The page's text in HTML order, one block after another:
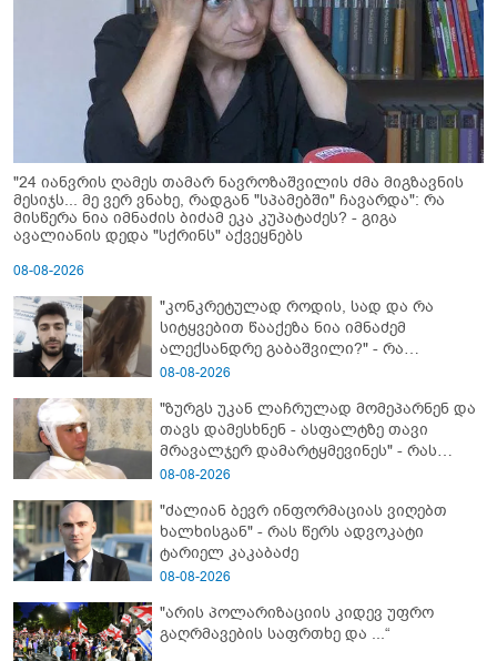
"24 იანვრის ღამეს თამარ ნავროზაშვილის ძმა მიგზავნის
მესიჯს... მე ვერ ვნახე, რადგან "სპამებში" ჩავარდა": რა
მისწერა ნია იმნაძის ბიძამ ეკა კუპატაძეს? - გიგა
ავალიანის დედა "სქრინს" აქვეყნებს
08-08-2026
"კონკრეტულად როდის, სად და რა
სიტყვებით წააქეზა ნია იმნაძემ
ალექსანდრე გაბაშვილი?" - რა
მიმართვას ავრცელებს ნია იმნაძის
08-08-2026
"ზურგს უკან ლაჩრულად მომეპარნენ და
თავს დამესხნენ - ასფალტზე თავი
მრავალჯერ დამარტყმევინეს" - რას
ჰყვება კურიერი, რომელსაც
გაუსწორდნენ?
08-08-2026
"ძალიან ბევრ ინფორმაციას ვიღებთ
ხალხისგან" - რას წერს ადვოკატი
ტარიელ კაკაბაძე
08-08-2026
"არის პოლარიზაციის კიდევ უფრო
გაღრმავების საფრთხე და ...“